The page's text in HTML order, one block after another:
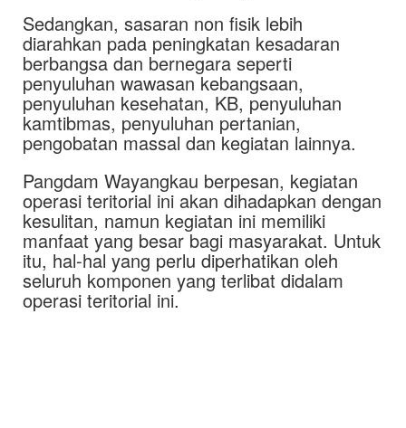
Sedangkan, sasaran non fisik lebih
diarahkan pada peningkatan kesadaran
berbangsa dan bernegara seperti
penyuluhan wawasan kebangsaan,
penyuluhan kesehatan, KB, penyuluhan
kamtibmas, penyuluhan pertanian,
pengobatan massal dan kegiatan lainnya.
Pangdam Wayangkau berpesan, kegiatan
operasi teritorial ini akan dihadapkan dengan
kesulitan, namun kegiatan ini memiliki
manfaat yang besar bagi masyarakat. Untuk
itu, hal-hal yang perlu diperhatikan oleh
seluruh komponen yang terlibat didalam
operasi teritorial ini.